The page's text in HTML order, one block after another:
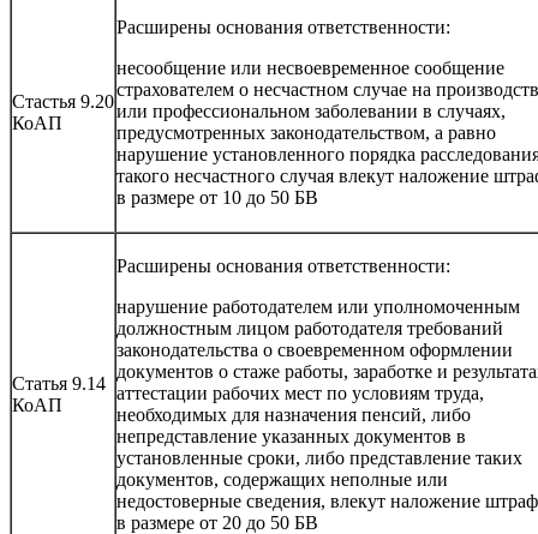
Стастья 9.20
КоАП
Расширены основания ответственности:
несообщение или несвоевременное сообщение
страхователем о несчастном случае на
или профессиональном заболевании в случаях,
предусмотренных законодательством, а равно
нарушение установленного порядка
такого несчастного случая влекут наложение
в размере от 10 до 50 БВ
Статья 9.14
КоАП
Расширены основания ответственности:
нарушение работодателем или уполномоченным
должностным лицом работодателя требований
законодательства о своевременном оформлении
документов о стаже работы, заработке и
аттестации рабочих мест по условиям труда,
необходимых для назначения пенсий, либо
непредставление указанных документов в
установленные сроки, либо представление таких
документов, содержащих неполные или
недостоверные сведения, влекут наложение
в размере от 20 до 50 БВ